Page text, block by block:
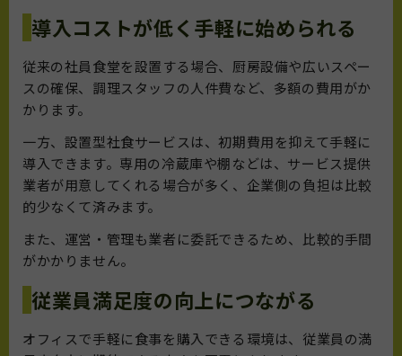
導入コストが低く手軽に始められる
従来の社員食堂を設置する場合、厨房設備や広いスペー
スの確保、調理スタッフの人件費など、多額の費用がか
かります。
一方、設置型社食サービスは、初期費用を抑えて手軽に
導入できます。専用の冷蔵庫や棚などは、サービス提供
業者が用意してくれる場合が多く、企業側の負担は比較
的少なくて済みます。
また、運営・管理も業者に委託できるため、比較的手間
がかかりません。
従業員満足度の向上につながる
オフィスで手軽に食事を購入できる環境は、従業員の満